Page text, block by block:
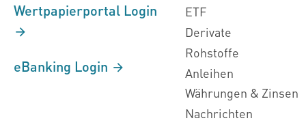
Wertpapierportal Login
eBanking Login
ETF
Derivate
Rohstoffe
Anleihen
Währungen & Zinsen
Nachrichten